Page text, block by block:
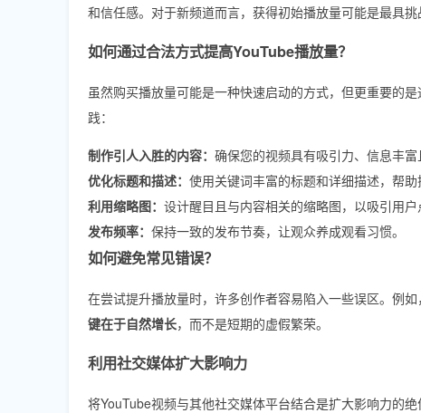
和信任感。对于新频道而言，获得初始播放量可能是最具挑
如何通过合法方式提高YouTube播放量？
虽然购买播放量可能是一种快速启动的方式，但更重要的是
践：
制作引人入胜的内容： 确保您的视频具有吸引力、信息丰富
优化标题和描述： 使用关键词丰富的标题和详细描述，帮助
利用缩略图： 设计醒目且与内容相关的缩略图，以吸引用户
发布频率： 保持一致的发布节奏，让观众养成观看习惯。
如何避免常见错误？
在尝试提升播放量时，许多创作者容易陷入一些误区。例
键在于自然增长，而不是短期的虚假繁荣。
利用社交媒体扩大影响力
将YouTube视频与其他社交媒体平台结合是扩大影响力的绝